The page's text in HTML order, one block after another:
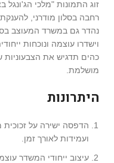
זוג התמונות "מלכי
רחבה בסלון מודרני,
נהדר גם במשרד המעוצב
וישדרו עוצמה ונוכחות
כהים תדגיש את
מושלמת.
היתרונות
ועמידות לאורך זמן.
עיצוב ייחודי המשדר